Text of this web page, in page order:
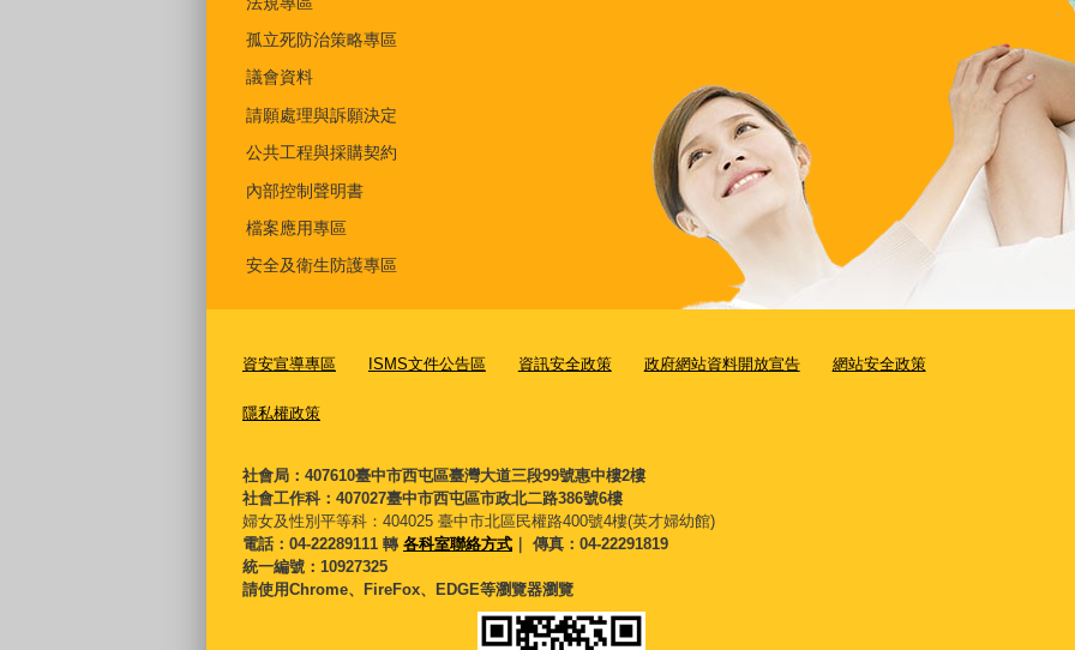
孤立死防治策略專區
議會資料
請願處理與訴願決定
公共工程與採購契約
內部控制聲明書
檔案應用專區
安全及衛生防護專區
資安宣導專區 ISMS文件公告區 資訊安全政策 政府網站資料開放宣告 網站安全政策
隱私權政策
社會局：407610臺中市西屯區臺灣大道三段99號惠中樓2樓
社會工作科：407027臺中市西屯區市政北二路386號6樓
婦女及性別平等科： 404025 臺中市北區民權路400號4樓(英才婦幼館)
電話：04-22289111 轉 各科室聯絡方式 ｜ 傳真：04-22291819
統一編號：10927325
請使用Chrome、FireFox、EDGE等瀏覽器瀏覽